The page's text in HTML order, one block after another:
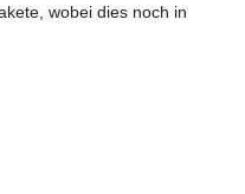
wobei dies noch in